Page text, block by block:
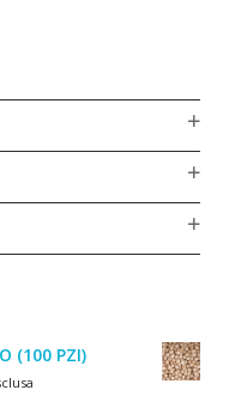
(100 PZI)